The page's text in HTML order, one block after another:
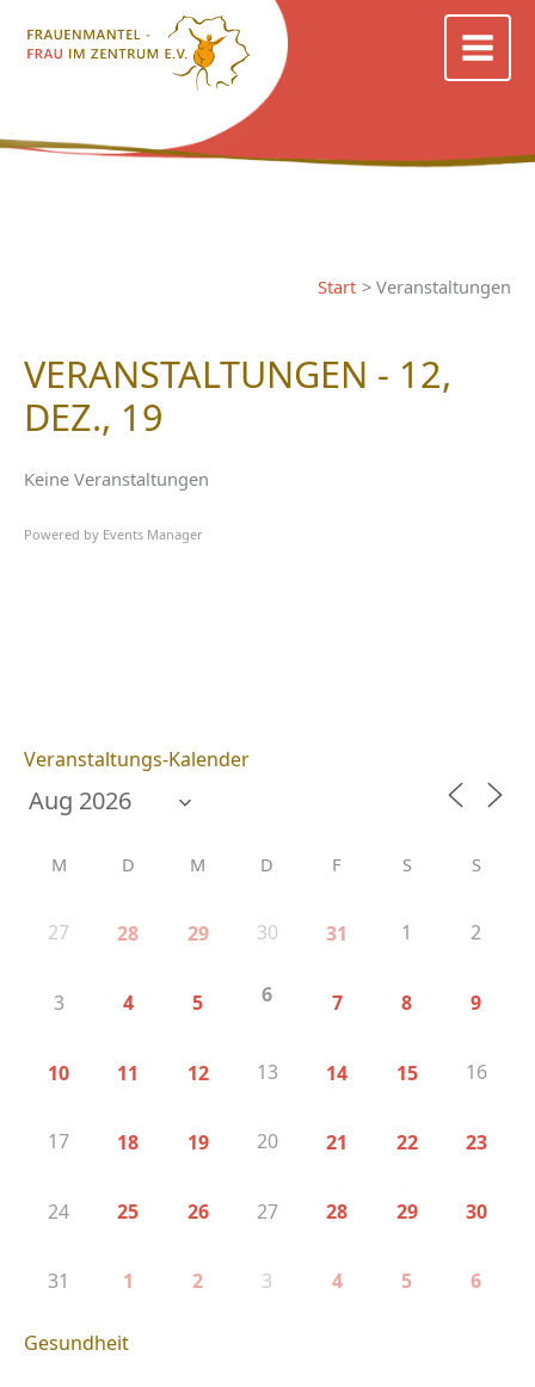
Inhalt
Start Veranstaltungen
VERANSTALTUNGEN - 12,
DEZ., 19
Keine Veranstaltungen
Powered by Events Manager
Veranstaltungs-Kalender
M D M D F S S
27 28 29 30 31 1 2
3 4 5 6 7 8 9
10 11 12 13 14 15 16
17 18 19 20 21 22 23
24 25 26 27 28 29 30
31 1 2 3 4 5 6
Gesundheit